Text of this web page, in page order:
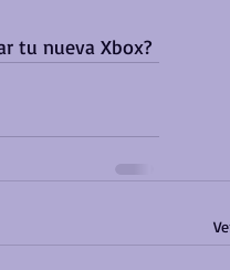
tu nueva Xbox?